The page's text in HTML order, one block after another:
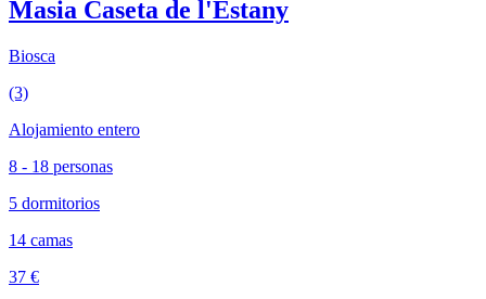
Masia Caseta de l'Estany
Biosca
(3)
Alojamiento entero
8 - 18 personas
5 dormitorios
14 camas
37 €